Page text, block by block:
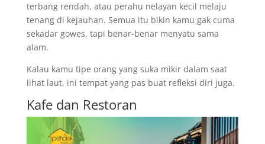
terbang rendah, atau perahu nelayan kecil melaju
tenang di kejauhan. Semua itu bikin kamu gak cuma
sekadar gowes, tapi benar-benar menyatu sama
alam.
Kalau kamu tipe orang yang suka mikir dalam saat
lihat laut, ini tempat yang pas buat refleksi diri juga.
Kafe dan Restoran